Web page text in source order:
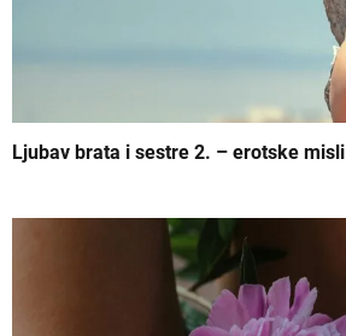
Ljubav brata i sestre 2. – erotske misli